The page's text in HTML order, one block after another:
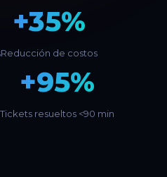
+35%
Reducción de costos
+95%
Tickets resueltos <90 min